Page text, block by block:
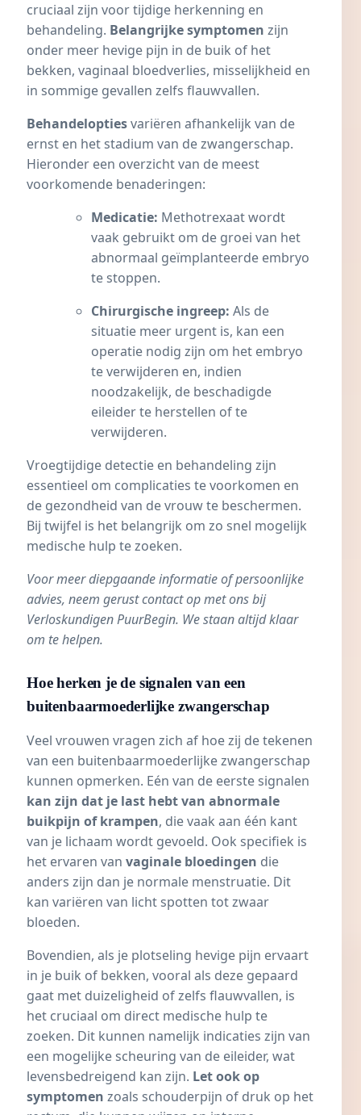
cruciaal zijn voor tijdige herkenning en
behandeling. Belangrijke symptomen zijn
onder meer hevige pijn in de buik of het
bekken, vaginaal bloedverlies, misselijkheid en
in sommige gevallen zelfs flauwvallen.
Behandeloptiesvariëren afhankelijk van de
ernst en het stadium van de zwangerschap.
Hieronder een overzicht van de meest
voorkomende benaderingen:
Medicatie: Methotrexaatwordt
vaak gebruikt om de groei van het
abnormaal geïmplanteerde embryo
te stoppen.
Chirurgische ingreep: Als de
situatie meer urgent is, kan een
operatie nodig zijn om het embryo
te verwijderen en, indien
noodzakelijk, de beschadigde
eileider te herstellen of te
verwijderen.
Vroegtijdige detectie en behandeling zijn
essentieel om complicaties te voorkomen en
de gezondheid van de vrouw te beschermen.
Bij twijfel is het belangrijk om zo snel mogelijk
medische hulp te zoeken.
Voor meer diepgaande informatie of persoonlijke
advies, neem gerust contact op met ons bij
Verloskundigen PuurBegin. We staan altijd klaar
om te helpen.
Hoe herken je de signalen van een
buitenbaarmoederlijke zwangerschap
Veel vrouwen vragen zich af hoe zij de tekenen
van een buitenbaarmoederlijke zwangerschap
kunnen opmerken. Eén van de eerste signalen
kan zijn dat je last hebt van abnormale
buikpijn of krampen, die vaak aan één kant
van je lichaam wordt gevoeld. Ook specifiek is
het ervaren van vaginale bloedingen die
anders zijn dan je normale menstruatie. Dit
kan variëren van licht spotten tot zwaar
bloeden.
Bovendien, als je plotseling hevige pijn ervaart
in je buik of bekken, vooral als deze gepaard
gaat met duizeligheid of zelfs flauwvallen, is
het cruciaal om direct medische hulp te
zoeken. Dit kunnen namelijk indicaties zijn van
een mogelijke scheuring van de eileider, wat
levensbedreigend kan zijn. Let ook op
symptomen zoals schouderpijn of druk op het